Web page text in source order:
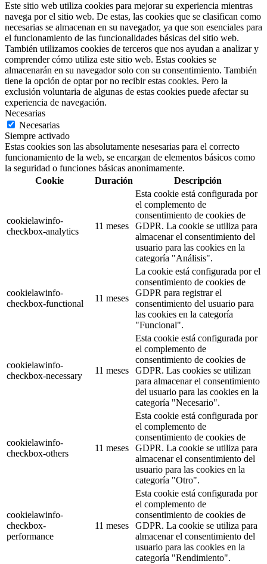
Este sitio web utiliza cookies para mejorar su experiencia mientras
navega por el sitio web. De estas, las cookies que se clasifican como
necesarias se almacenan en su navegador, ya que son esenciales para
el funcionamiento de las funcionalidades básicas del sitio web.
También utilizamos cookies de terceros que nos ayudan a analizar y
comprender cómo utiliza este sitio web. Estas cookies se
almacenarán en su navegador solo con su consentimiento. También
tiene la opción de optar por no recibir estas cookies. Pero la
exclusión voluntaria de algunas de estas cookies puede afectar su
experiencia de navegación.
Necesarias
Necesarias
Siempre activado
Estas cookies son las absolutamente nesesarias para el correcto
funcionamiento de la web, se encargan de elementos básicos como
la seguridad o funciones básicas anonimamente.
Cookie
Duración Descripción
cookielawinfo-
checkbox-analytics
11 meses
Esta cookie está configurada por
el complemento de
consentimiento de cookies de
GDPR. La cookie se utiliza para
almacenar el consentimiento del
usuario para las cookies en la
categoría "Análisis".
cookielawinfo-
checkbox-functional
11 meses
La cookie está configurada por el
consentimiento de cookies de
GDPR para registrar el
consentimiento del usuario para
las cookies en la categoría
"Funcional".
cookielawinfo-
checkbox-necessary
11 meses
Esta cookie está configurada por
el complemento de
consentimiento de cookies de
GDPR. Las cookies se utilizan
para almacenar el consentimiento
del usuario para las cookies en la
categoría "Necesario".
cookielawinfo-
checkbox-others
11 meses
Esta cookie está configurada por
el complemento de
consentimiento de cookies de
GDPR. La cookie se utiliza para
almacenar el consentimiento del
usuario para las cookies en la
categoría "Otro".
cookielawinfo-
checkbox-
performance
11 meses
Esta cookie está configurada por
el complemento de
consentimiento de cookies de
GDPR. La cookie se utiliza para
almacenar el consentimiento del
usuario para las cookies en la
categoría "Rendimiento".